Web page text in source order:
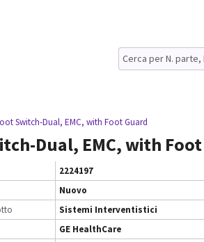
Switch-Dual, EMC, with Foot Guard
Dual, EMC, with
2224197
Nuovo
Sistemi Interventistici
GE HealthCare